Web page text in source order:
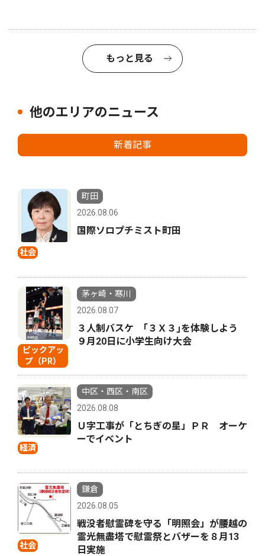
もっと見る
他のエリアのニュース
新着記事
社会
町田
2026.08.06
国際ソロプチミスト町田
ピックアッ
プ（PR）
茅ヶ崎・寒川
2026.08.07
３人制バスケ ｢３Ｘ３｣を体験しよう
９月20日に小学生向け大会
経済
中区・西区・南区
2026.08.08
Ｕ字工事が「とちぎの星」ＰＲ オーケ
ーでイベント
社会
鎌倉
2026.08.05
戦没者慰霊碑を守る「明照会」が腰越の
霊光無盡塔で慰霊祭とバザーを８月13
日実施